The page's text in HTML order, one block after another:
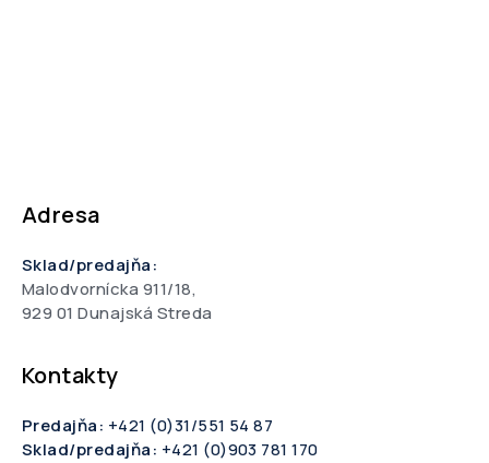
Adresa
Sklad/predajňa:
Malodvornícka 911/18,
929 01 Dunajská Streda
Kontakty
Predajňa: +421 (0)31/551 54 87
Sklad/predajňa: +421 (0)903 781 170